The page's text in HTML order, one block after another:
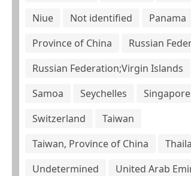
Niue
Not identified
Panama
Province of China
Russian
Russian Federation;Virgin Islands
Samoa
Seychelles
Singapore
Switzerland
Taiwan
Taiwan, Province of China
Undetermined
United Arab